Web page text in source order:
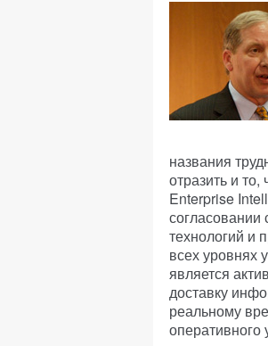
названия
отразить и
Enterprise
согласовании
технологий и
всех уровнях
является
доставку
реальному
оперативного